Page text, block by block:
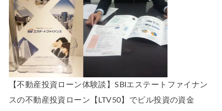
【不動産投資ローン体験談】SBIエステートファイナン
スの不動産投資ローン【LTV50】でビル投資の資金